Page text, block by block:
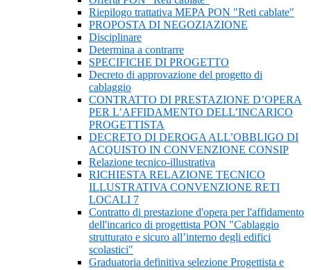
Riepilogo trattativa MEPA PON "Reti cablate"
PROPOSTA DI NEGOZIAZIONE
Disciplinare
Determina a contrarre
SPECIFICHE DI PROGETTO
Decreto di approvazione del progetto di
cablaggio
CONTRATTO DI PRESTAZIONE D’OPERA
PER L’AFFIDAMENTO DELL’INCARICO
PROGETTISTA
DECRETO DI DEROGA ALL’OBBLIGO DI
ACQUISTO IN CONVENZIONE CONSIP
Relazione tecnico-illustrativa
RICHIESTA RELAZIONE TECNICO
ILLUSTRATIVA CONVENZIONE RETI
LOCALI 7
Contratto di prestazione d'opera per l'affidamento
dell'incarico di progettista PON "Cablaggio
strutturato e sicuro all’interno degli edifici
scolastici"
Graduatoria definitiva selezione Progettista e